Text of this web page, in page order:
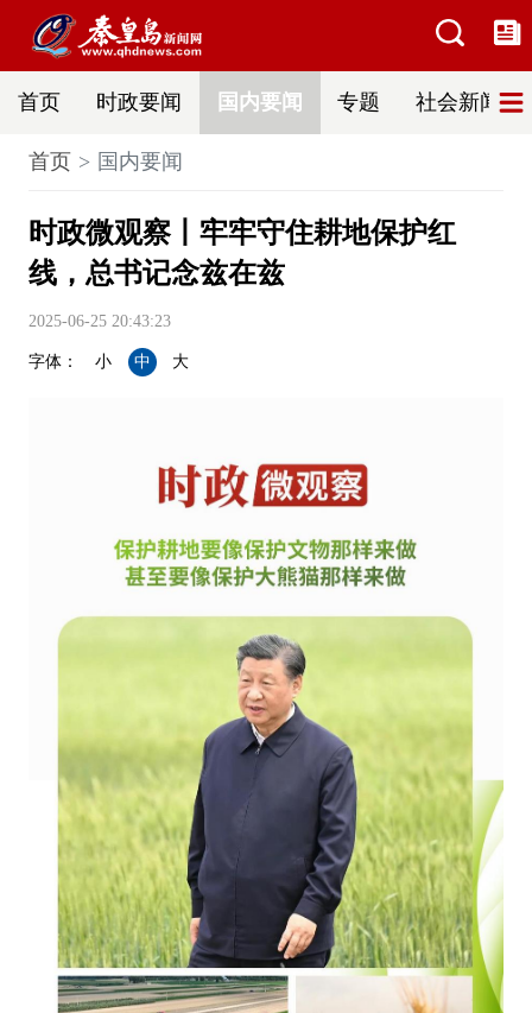
首页 时政要闻 国内要闻 专题 社会新闻
首页 国内要闻
时政微观察丨牢牢守住耕地保护红
线，总书记念兹在兹
2025-06-25 20:43:23
字体： 小 中 大